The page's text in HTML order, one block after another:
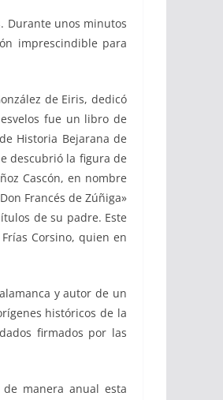
Durante unos minutos
imprescindible para
de Eiris, dedicó
fue un libro de
Historia Bejarana de
descubrió la figura de
Cascón, en nombre
Francés de Zúñiga»
de su padre. Este
Corsino, quien en
y autor de un
históricos de la
firmados por las
manera anual esta